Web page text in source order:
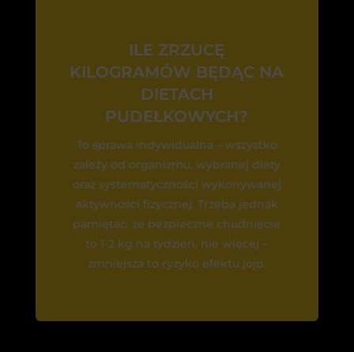
ILE ZRZUCĘ
KILOGRAMÓW BĘDĄC NA
DIETACH
PUDEŁKOWYCH?
To sprawa indywidualna – wszystko
zależy od organizmu, wybranej diety
oraz systematyczności wykonywanej
aktywności fizycznej. Trzeba jednak
pamiętać, że bezpieczne chudnięcie
to 1-2 kg na tydzień, nie więcej –
zmniejsza to ryzyko efektu jojo.